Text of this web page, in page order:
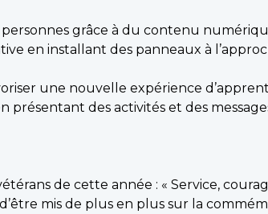
grâce à du contenu
en installant des panneaux à
une nouvelle expérience
présentant des activités et des
de cette année : « Service,
mis de plus en plus sur la